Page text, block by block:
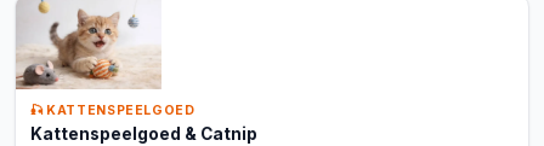
🎣 KATTENSPEELGOED
Kattenspeelgoed & Catnip